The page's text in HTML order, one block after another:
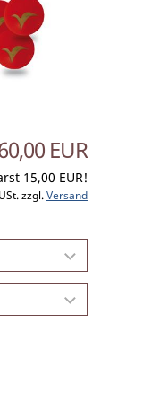
EUR
15,00 EUR!
zzgl.Versand